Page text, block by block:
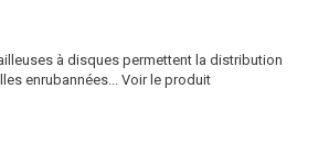
à disques permettent la distribution
enrubannées...
Voir le produit